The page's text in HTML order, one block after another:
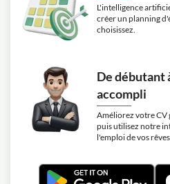
L'intelligence
créer un planning
choisissez.
De débutant
accompli
Améliorez votre CV
puis utilisez notre
l'emploi de vos